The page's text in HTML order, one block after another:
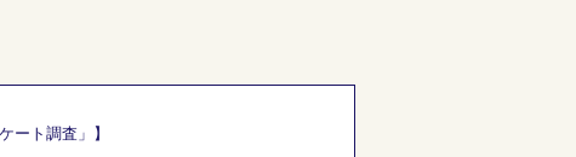
ート調査」】